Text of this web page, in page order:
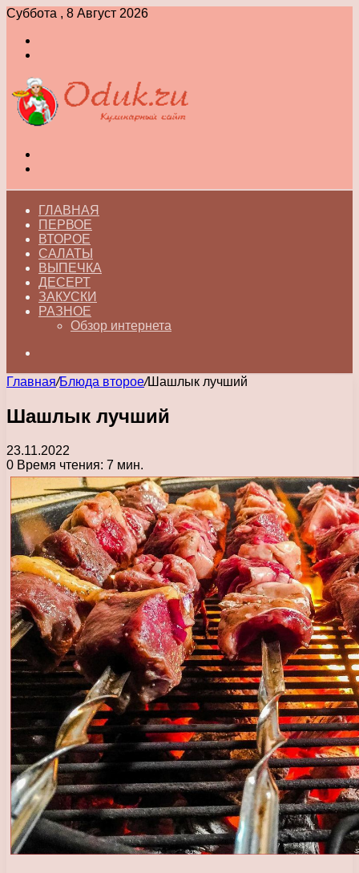
Суббота , 8 Август 2026
ГЛАВНАЯ
ПЕРВОЕ
ВТОРОЕ
САЛАТЫ
ВЫПЕЧКА
ДЕСЕРТ
ЗАКУСКИ
РАЗНОЕ
Обзор интернета
Главная/Блюда второе/Шашлык лучший
Шашлык лучший
23.11.2022
0 Время чтения: 7 мин.